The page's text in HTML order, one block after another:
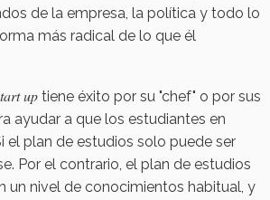
de la empresa, la política y todo lo
más radical de lo que él
up tiene éxito por su "chef" o por sus
ayudar a que los estudiantes en
el plan de estudios solo puede ser
Por el contrario, el plan de estudios
un nivel de conocimientos habitual, y